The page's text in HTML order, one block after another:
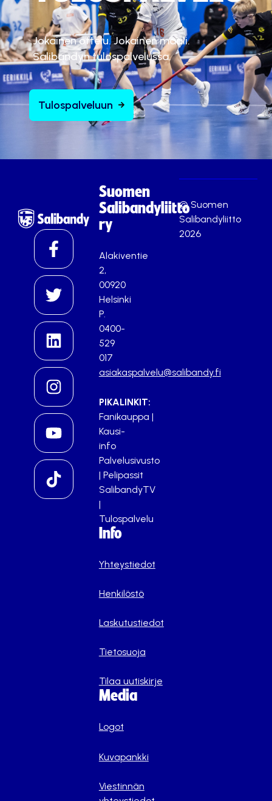
Jokainen ottelu. Jokainen maali.
Salibandyn tulospalvelussa.
Tulospalveluun
Suomen
Salibandyliitto
ry
Alakiventie
2,
00920
Helsinki
P.
0400-
529
017
asiakaspalvelu@salibandy.fi
PIKALINKIT:
Fanikauppa |
Kausi-
info
Palvelusivusto
| Pelipassit
SalibandyTV
|
Tulospalvelu
Info
Yhteystiedot
Henkilöstö
Laskutustiedot
Tietosuoja
Tilaa uutiskirje
Media
Logot
Kuvapankki
Viestinnän
© Suomen
Salibandyliitto
2026